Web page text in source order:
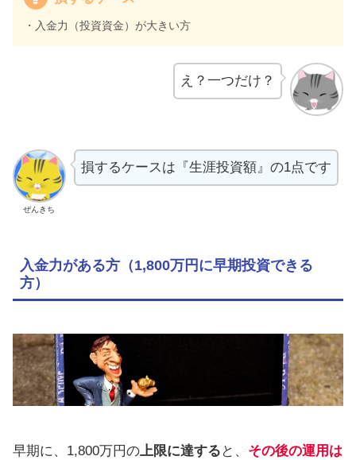
・入金力（投資資金）が大きい方
え？一つだけ？
ぜんきち
損するケースは『生涯投資額』の1点です
入金力がある方（1,800万円に早期投資できる
方）
早期に、1,800万円の上限に達する と、 その後の運用は